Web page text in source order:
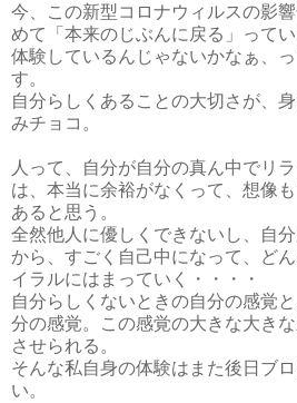
今、この新型コロナウィルスの影
めて「本来のじぶんに戻る」って
体験しているんじゃないかなぁ、
す。
自分らしくあることの大切さが、
みチョコ。
人って、自分が自分の真ん中でリ
は、本当に余裕がなくって、想像
あると思う。
全然他人に優しくできないし、自
から、すごく自己中になって、ど
イラルにはまっていく・・・・
自分らしくないときの自分の感覚
分の感覚。この感覚の大きな大き
させられる。
そんな私自身の体験はまた後日ブ
い。